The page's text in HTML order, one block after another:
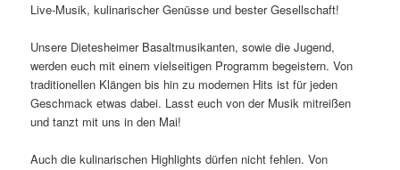
Live-Musik, kulinarischer Genüsse und bester Gesellschaft!
Unsere Dietesheimer Basaltmusikanten, sowie die Jugend,
werden euch mit einem vielseitigen Programm begeistern. Von
traditionellen Klängen bis hin zu modernen Hits ist für jeden
Geschmack etwas dabei. Lasst euch von der Musik mitreißen
und tanzt mit uns in den Mai!
Auch die kulinarischen Highlights dürfen nicht fehlen. Von